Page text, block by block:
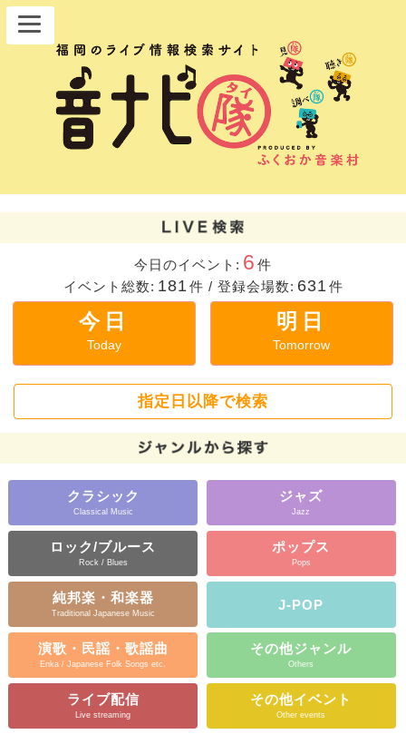
今日のイベント: 6 件
イベント総数: 181 件 / 登録会場数: 631 件
今日
Today
明日
Tomorrow
指定日以降で検索
クラシック
Classical Music
ジャズ
Jazz
ロック/ブルース
Rock / Blues
ポップス
Pops
純邦楽・和楽器
Traditional Japanese Music
J-POP
演歌・民謡・歌謡曲
Enka / Japanese Folk Songs etc.
その他ジャンル
Others
ライブ配信
Live streaming
その他イベント
Other events